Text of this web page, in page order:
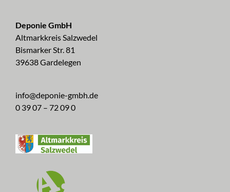
Deponie GmbH
Altmarkkreis Salzwedel
Bismarker Str. 81
39638 Gardelegen
info@deponie-gmbh.de
0 39 07 – 72 09 0